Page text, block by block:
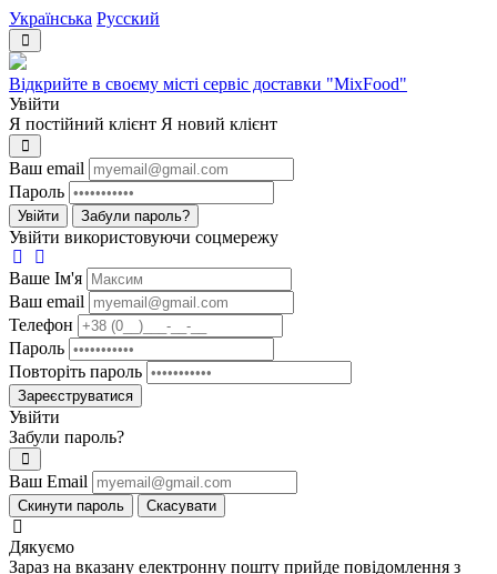
Українська Русский
Відкрийте в своєму місті сервіс доставки "MixFood"
Увійти
Я постійний клієнт Я новий клієнт
Ваш email
Пароль
Увійти Забули пароль?
Увійти використовуючи соцмережу
Ваше Iм'я
Ваш email
Телефон
Пароль
Повторіть пароль
Зареєструватися
Увійти
Забули пароль?
Ваш Email
Скинути пароль Скасувати
Дякуємо
Зараз на вказану електронну пошту прийде повідомлення з